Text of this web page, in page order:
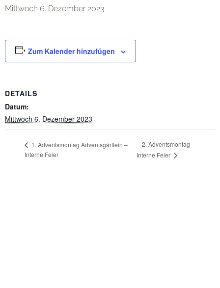
Mittwoch 6. Dezember 2023
Zum Kalender hinzufügen
DETAILS
Datum:
Mittwoch 6. Dezember 2023
1. Adventsmontag Adventsgärtlein –
Interne Feier
2. Adventsmontag –
Interne Feier